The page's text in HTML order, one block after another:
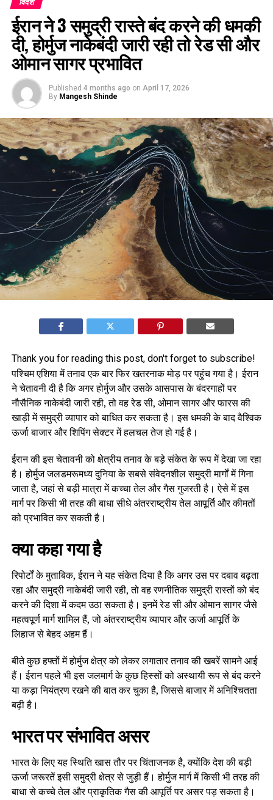
विदेश
ईरान ने 3 समुद्री रास्ते बंद करने की धमकी
दी, होर्मुज नाकेबंदी जारी रही तो रेड सी और
ओमान सागर प्रभावित
Published 4 months ago on April 17, 2026
By Mangesh Shinde
Thank you for reading this post, don't forget to subscribe!
पश्चिम एशिया में तनाव एक बार फिर खतरनाक मोड़ पर पहुंच गया है। ईरान
ने चेतावनी दी है कि अगर होर्मुज और उसके आसपास के बंदरगाहों पर
नौसैनिक नाकेबंदी जारी रही, तो वह रेड सी, ओमान सागर और फारस की
खाड़ी में समुद्री व्यापार को बाधित कर सकता है। इस धमकी के बाद वैश्विक
ऊर्जा बाजार और शिपिंग सेक्टर में हलचल तेज हो गई है।
ईरान की इस चेतावनी को क्षेत्रीय तनाव के बड़े संकेत के रूप में देखा जा रहा
है। होर्मुज जलडमरूमध्य दुनिया के सबसे संवेदनशील समुद्री मार्गों में गिना
जाता है, जहां से बड़ी मात्रा में कच्चा तेल और गैस गुजरती है। ऐसे में इस
मार्ग पर किसी भी तरह की बाधा सीधे अंतरराष्ट्रीय तेल आपूर्ति और कीमतों
को प्रभावित कर सकती है।
क्या कहा गया है
रिपोर्टों के मुताबिक, ईरान ने यह संकेत दिया है कि अगर उस पर दबाव बढ़ता
रहा और समुद्री नाकेबंदी जारी रही, तो वह रणनीतिक समुद्री रास्तों को बंद
करने की दिशा में कदम उठा सकता है। इनमें रेड सी और ओमान सागर जैसे
महत्वपूर्ण मार्ग शामिल हैं, जो अंतरराष्ट्रीय व्यापार और ऊर्जा आपूर्ति के
लिहाज से बेहद अहम हैं।
बीते कुछ हफ्तों में होर्मुज क्षेत्र को लेकर लगातार तनाव की खबरें सामने आई
हैं। ईरान पहले भी इस जलमार्ग के कुछ हिस्सों को अस्थायी रूप से बंद करने
या कड़ा नियंत्रण रखने की बात कर चुका है, जिससे बाजार में अनिश्चितता
बढ़ी है।
भारत पर संभावित असर
भारत के लिए यह स्थिति खास तौर पर चिंताजनक है, क्योंकि देश की बड़ी
ऊर्जा जरूरतें इसी समुद्री क्षेत्र से जुड़ी हैं। होर्मुज मार्ग में किसी भी तरह की
बाधा से कच्चे तेल और प्राकृतिक गैस की आपूर्ति पर असर पड़ सकता है।